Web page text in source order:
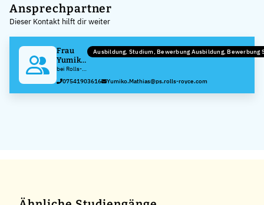
+
−
Ansprechpartner
Dieser Kontakt hilft dir weiter
Frau
Yumiko
Mathias
bei Rolls-
Royce
Solutions
GmbH
Ausbildung, Studium, Bewerbung Ausbildung, Bewerbung
07541903616 Yumiko.Mathias@ps.rolls-royce.com